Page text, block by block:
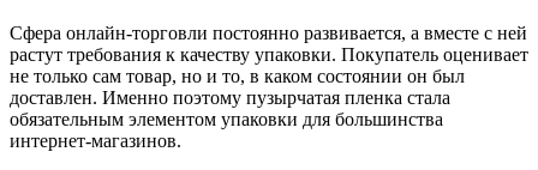
Сфера онлайн-торговли постоянно развивается, а вместе с ней
растут требования к качеству упаковки. Покупатель оценивает
не только сам товар, но и то, в каком состоянии он был
доставлен. Именно поэтому пузырчатая пленка стала
обязательным элементом упаковки для большинства
интернет-магазинов.